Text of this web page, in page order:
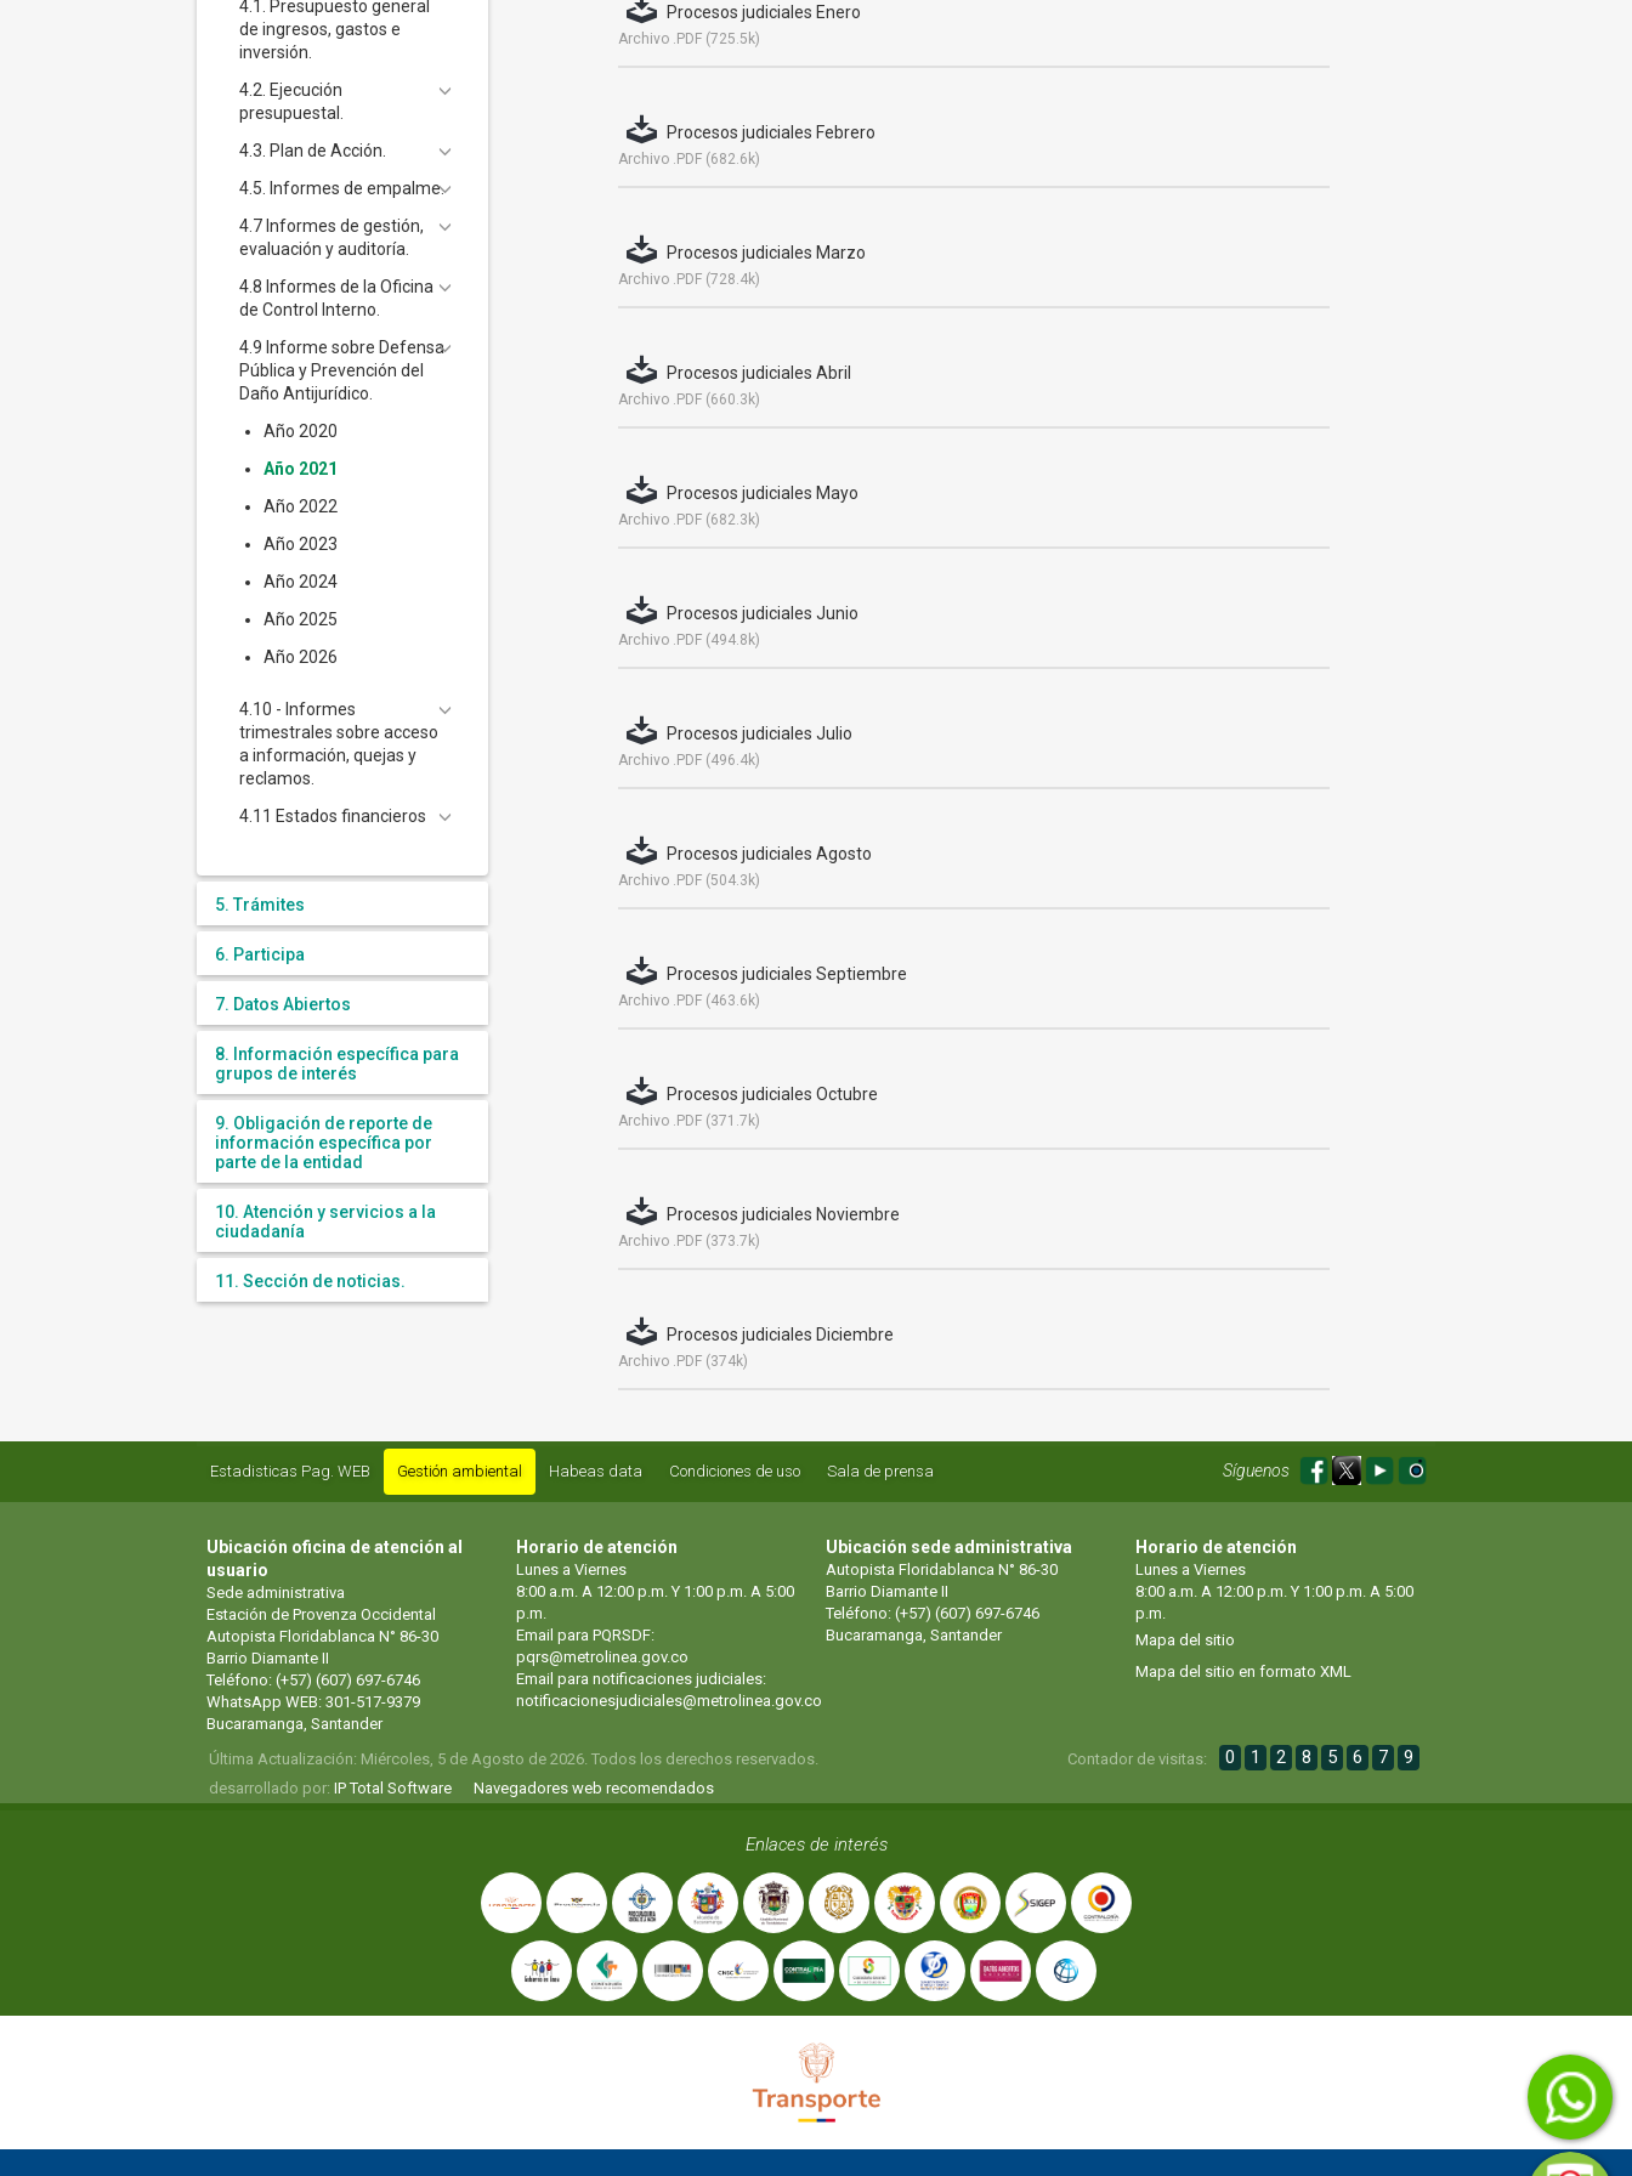
4.1. Presupuesto general
de ingresos, gastos e
inversión.
4.2. Ejecución
presupuestal.
4.3. Plan de Acción.
4.5. Informes de empalme.
4.7 Informes de gestión,
evaluación y auditoría.
4.8 Informes de la Oficina
de Control Interno.
4.9 Informe sobre Defensa
Pública y Prevención del
Daño Antijurídico.
Año 2020
Año 2021
Año 2022
Año 2023
Año 2024
Año 2025
Año 2026
4.10 - Informes
trimestrales sobre acceso
a información, quejas y
reclamos.
4.11 Estados financieros
5. Trámites
6. Participa
7. Datos Abiertos
8. Información específica para
grupos de interés
9. Obligación de reporte de
información específica por
parte de la entidad
10. Atención y servicios a la
ciudadanía
11. Sección de noticias.
Procesos judiciales Enero
Archivo .PDF (725.5k)
Procesos judiciales Febrero
Archivo .PDF (682.6k)
Procesos judiciales Marzo
Archivo .PDF (728.4k)
Procesos judiciales Abril
Archivo .PDF (660.3k)
Procesos judiciales Mayo
Archivo .PDF (682.3k)
Procesos judiciales Junio
Archivo .PDF (494.8k)
Procesos judiciales Julio
Archivo .PDF (496.4k)
Procesos judiciales Agosto
Archivo .PDF (504.3k)
Procesos judiciales Septiembre
Archivo .PDF (463.6k)
Procesos judiciales Octubre
Archivo .PDF (371.7k)
Procesos judiciales Noviembre
Archivo .PDF (373.7k)
Procesos judiciales Diciembre
Archivo .PDF (374k)
Estadisticas Pag. WEB Gestión ambiental Habeas data Condiciones de uso Sala de prensa Síguenos
Ubicación oficina de atención al
usuario
Sede administrativa
Estación de Provenza Occidental
Autopista Floridablanca N° 86-30
Barrio Diamante II
Teléfono: (+57) (607) 697-6746
WhatsApp WEB: 301-517-9379
Bucaramanga, Santander
Horario de atención
Lunes a Viernes
8:00 a.m. A 12:00 p.m. Y 1:00 p.m. A 5:00
p.m.
Email para PQRSDF:
pqrs@metrolinea.gov.co
Email para notificaciones judiciales:
notificacionesjudiciales@metrolinea.gov.co
Ubicación sede administrativa
Autopista Floridablanca N° 86-30
Barrio Diamante II
Teléfono: (+57) (607) 697-6746
Bucaramanga, Santander
Horario de atención
Lunes a Viernes
8:00 a.m. A 12:00 p.m. Y 1:00 p.m. A 5:00
p.m.
Mapa del sitio
Mapa del sitio en formato XML
Última Actualización: Miércoles, 5 de Agosto de 2026. Todos los derechos reservados.
desarrollado por: IP Total Software Navegadores web recomendados
Contador de visitas: 0 1 2 8 5 6 7 9
Enlaces de interés